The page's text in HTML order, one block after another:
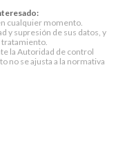
cualquier momento.
y supresión de sus datos, y
tratamiento.
la Autoridad de control
no se ajusta a la normativa